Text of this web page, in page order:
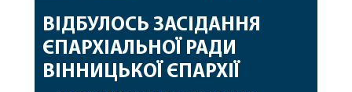
ВІДБУЛОСЬ ЗАСІДАННЯ
ЄПАРХІАЛЬНОЇ РАДИ
ВІННИЦЬКОЇ ЄПАРХІЇ